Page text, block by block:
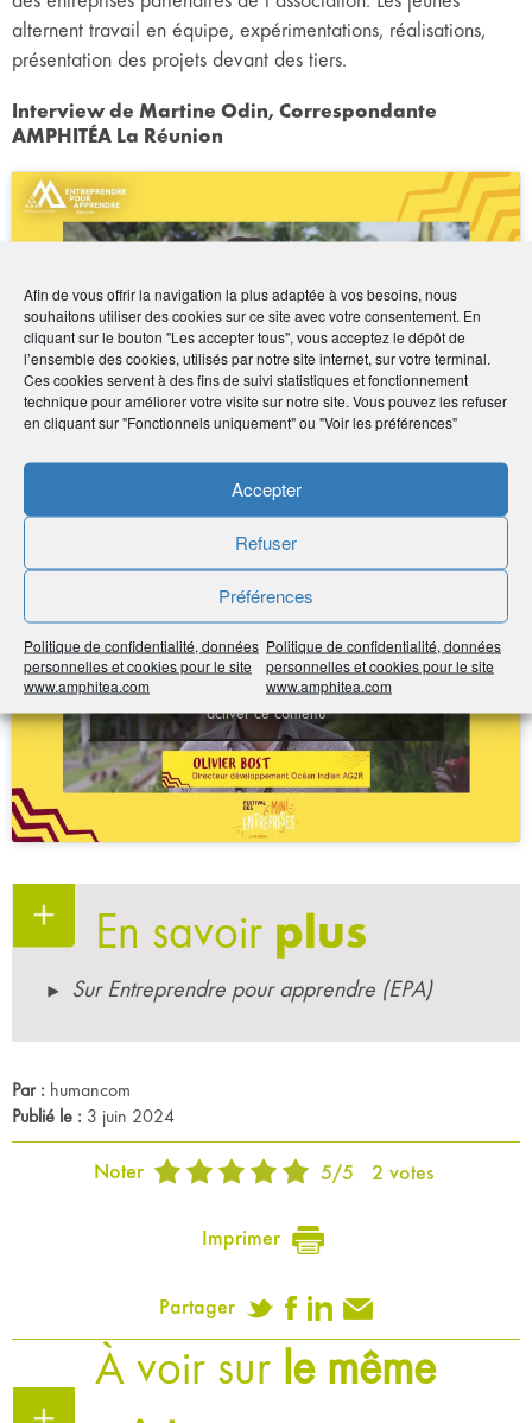
Afin de vous offrir la navigation la plus adaptée à vos besoins, nous
souhaitons utiliser des cookies sur ce site avec votre consentement. En
cliquant sur le bouton "Les accepter tous", vous acceptez le dépôt de
l’ensemble des cookies, utilisés par notre site internet, sur votre terminal.
Ces cookies servent à des fins de suivi statistiques et fonctionnement
technique pour améliorer votre visite sur notre site. Vous pouvez les refuser
en cliquant sur "Fonctionnels uniquement" ou "Voir les préférences"
Accepter
Refuser
Préférences
Politique de confidentialité, données
personnelles et cookies pour le site
www.amphitea.com
Politique de confidentialité, données
personnelles et cookies pour le site
www.amphitea.com
alternent travail en équipe, expérimentations, réalisations,
présentation des projets devant des tiers.
Interview de Martine Odin, Correspondante
AMPHITÉA La Réunion
Cliquez pour accepter les cookies marketing et
activer ce contenu
Interview de Olivier Bost, directeur développement
Océan Indien AG2R LA MONDIALE
Cliquez pour accepter les cookies marketing et
activer ce contenu
En savoir plus
Sur Entreprendre pour apprendre (EPA)
Par : humancom
Publié le : 3 juin 2024
Noter 5/5 2 votes
Imprimer
Partager
À voir sur le même